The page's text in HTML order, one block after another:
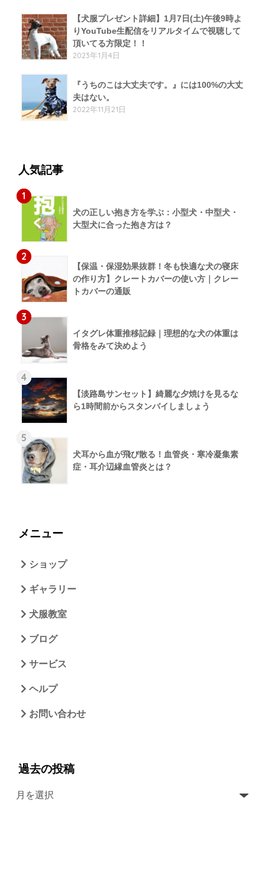
【犬服プレゼント詳細】1月7日(土)午後9時よ
りYouTube生配信をリアルタイムで視聴して
頂いてる方限定！！
2023年1月4日
『うちのこは大丈夫です。』には100%の大丈
夫はない。
2022年11月21日
人気記事
1
犬の正しい抱き方を学ぶ：小型犬・中型犬・
大型犬に合った抱き方は？
2
【保温・保湿効果抜群！冬も快適な犬の寝床
の作り方】クレートカバーの使い方｜クレー
トカバーの通販
3
イタグレ体重推移記録｜理想的な犬の体重は
骨格をみて決めよう
4
【淡路島サンセット】綺麗な夕焼けを見るな
ら1時間前からスタンバイしましょう
5
犬耳から血が飛び散る！血管炎・寒冷凝集素
症・耳介辺縁血管炎とは？
メニュー
ショップ
ギャラリー
犬服教室
ブログ
サービス
ヘルプ
お問い合わせ
過去の投稿